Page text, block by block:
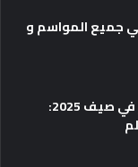
جميع المواسم و
أفضل وجهات السفر في صيف 2025: